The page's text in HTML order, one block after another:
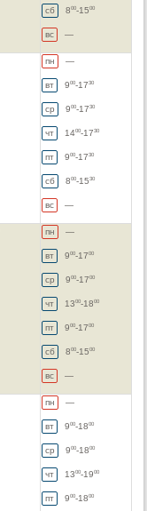
сб 800 -1500
вс —
пн —
вт 900 -1730
ср 900 -1730
чт 1400 -1730
пт 900 -1730
сб 800 -1530
вс —
пн —
вт 900 -1700
ср 900 -1700
чт 1300 -1800
пт 900 -1700
сб 800 -1500
вс —
пн —
вт 900 -1800
ср 900 -1800
чт 1300 -1900
пт 900 -1800